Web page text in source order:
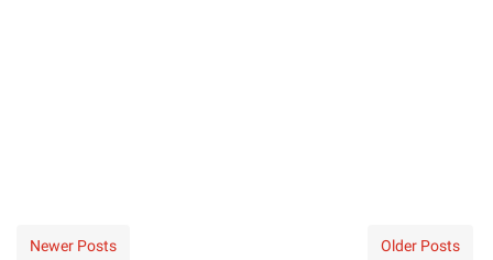
Newer Posts Older Posts